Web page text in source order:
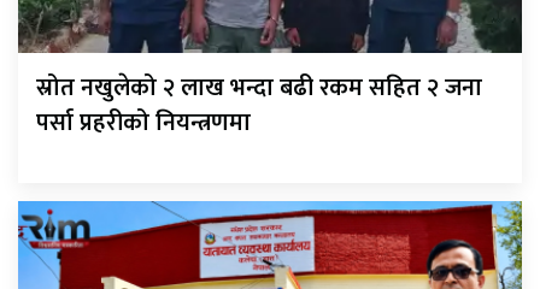
स्रोत नखुलेको २ लाख भन्दा बढी रकम सहित २ जना
पर्सा प्रहरीको नियन्त्रणमा